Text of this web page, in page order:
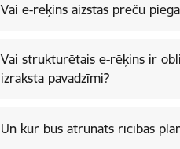
Vai e-rēķins aizstās preču
Vai strukturētais e-rēķins ir
izraksta pavadzīmi?
Un kur būs atrunāts rīcības